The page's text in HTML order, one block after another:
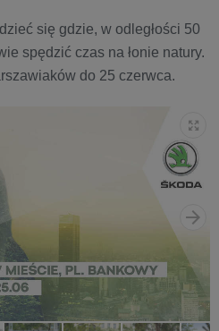
się gdzie, w odległości 50
spędzić czas na łonie natury.
do 25 czerwca.